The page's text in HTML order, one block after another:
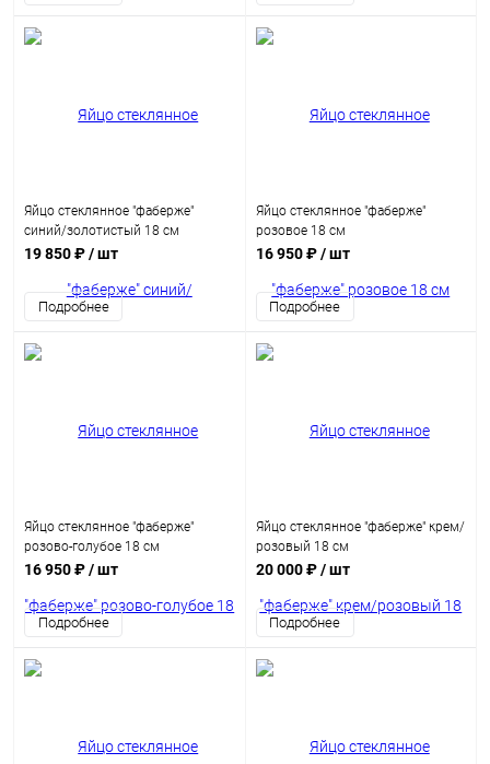
Яйцо стеклянное "фаберже"
синий/золотистый 18 см
19 850 ₽/ шт
Подробнее
Яйцо стеклянное "фаберже"
розовое 18 см
16 950 ₽/ шт
Подробнее
Яйцо стеклянное "фаберже"
розово-голубое 18 см
16 950 ₽/ шт
Подробнее
Яйцо стеклянное "фаберже" крем/
розовый 18 см
20 000 ₽/ шт
Подробнее